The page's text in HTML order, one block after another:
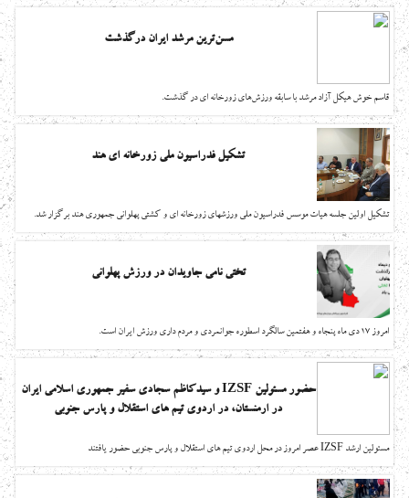
مسن‌ترین مرشد ایران درگذشت
قاسم خوش هیکل آزاد مرشد با سابقه ورزش‌های زورخانه ای در گذشت.
تشکیل فدراسیون ملی زورخانه ای هند
تشکیل اولین جلسه هیات موسس فدراسیون ملی ورزشهای زورخانه ای و کشتی پهلوانی جمهوری هند برگزار شد.
تختی نامی جاویدان در ورزش پهلوانی
امروز 17 دی ماه پنجاه و هفتمین سالگرد اسطوره جوانمردی و مردم داری ورزش ایران است.
حضور مسئولین IZSF و سیدکاظم سجادی سفیر جمهوری اسلامی ایران
در ارمنستان، در اردوی تیم های استقلال و پارس جنوبی
مسئولین ارشد IZSF عصر امروز در محل اردوی تیم های استقلال و پارس جنوبی حضور یافتند